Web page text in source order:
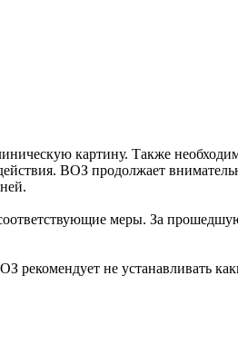
картину. Также
ВОЗ продолжает
соответствующие меры. За
не устанавливать